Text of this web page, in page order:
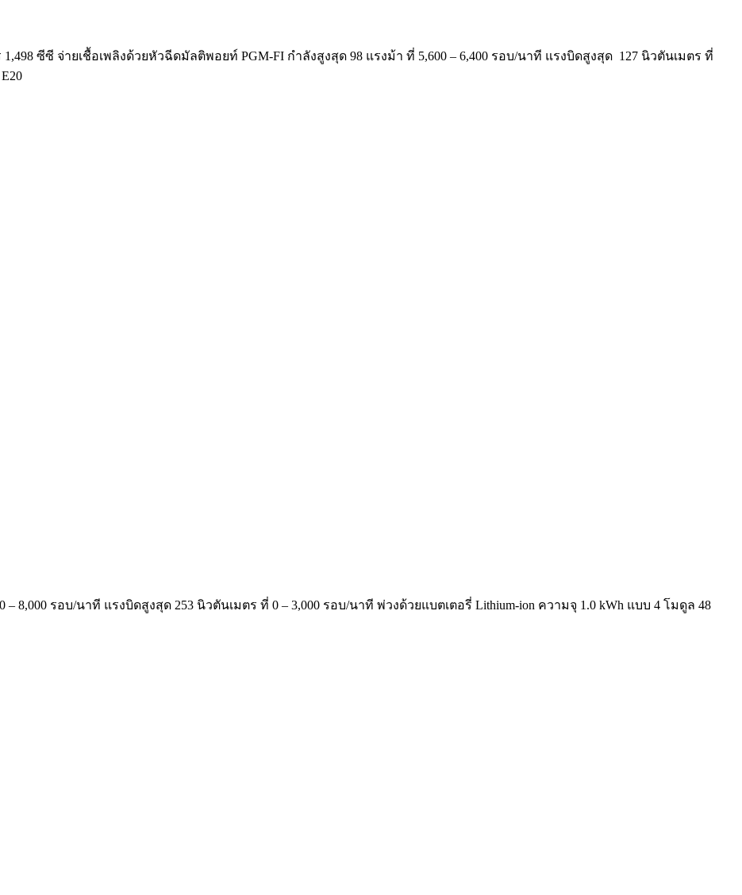
ซีซี จ่ายเชื้อเพลิงด้วยหัวฉีดมัลติพอยท์ PGM-FI กำลังสูงสุด 98 แรงม้า ที่ 5,600 – 6,400 รอบ/นาที แรงบิดสูงสุด 127 นิวตันเมตร ที่
8,000 รอบ/นาที แรงบิดสูงสุด 253 นิวตันเมตร ที่ 0 – 3,000 รอบ/นาที พ่วงด้วยแบตเตอรี่ Lithium-ion ความจุ 1.0 kWh แบบ 4 โมดูล 48